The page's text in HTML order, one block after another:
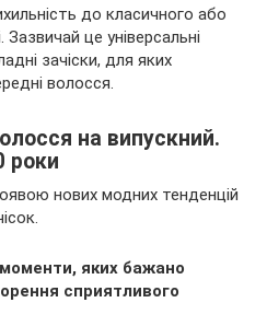
до класичного або
це універсальні
зачіски, для яких
волосся.
на випускний.
роки
нових модних тенденцій
моменти, яких бажано
сприятливого